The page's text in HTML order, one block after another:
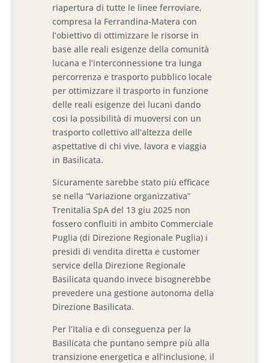
riapertura di tutte le linee ferroviare,
compresa la Ferrandina-Matera con
l’obiettivo di ottimizzare le risorse in
base alle reali esigenze della comunità
lucana e l’interconnessione tra lunga
percorrenza e trasporto pubblico locale
per ottimizzare il trasporto in funzione
delle reali esigenze dei lucani dando
cosi la possibilità di muoversi con un
trasporto collettivo all’altezza delle
aspettative di chi vive, lavora e viaggia
in Basilicata.
Sicuramente sarebbe stato più efficace
se nella “Variazione organizzativa”
Trenitalia SpA del 13 giu 2025 non
fossero confluiti in ambito Commerciale
Puglia (di Direzione Regionale Puglia) i
presidi di vendita diretta e customer
service della Direzione Regionale
Basilicata quando invece bisognerebbe
prevedere una gestione autonoma della
Direzione Basilicata.
Per l’Italia e di conseguenza per la
Basilicata che puntano sempre più alla
transizione energetica e all’inclusione, il